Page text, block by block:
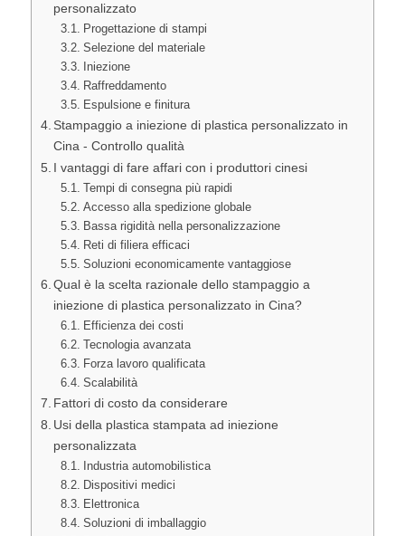
personalizzato
Progettazione di stampi
Selezione del materiale
Iniezione
Raffreddamento
Espulsione e finitura
Stampaggio a iniezione di plastica personalizzato in
Cina - Controllo qualità
I vantaggi di fare affari con i produttori cinesi
Tempi di consegna più rapidi
Accesso alla spedizione globale
Bassa rigidità nella personalizzazione
Reti di filiera efficaci
Soluzioni economicamente vantaggiose
Qual è la scelta razionale dello stampaggio a
iniezione di plastica personalizzato in Cina?
Efficienza dei costi
Tecnologia avanzata
Forza lavoro qualificata
Scalabilità
Fattori di costo da considerare
Usi della plastica stampata ad iniezione
personalizzata
Industria automobilistica
Dispositivi medici
Elettronica
Soluzioni di imballaggio